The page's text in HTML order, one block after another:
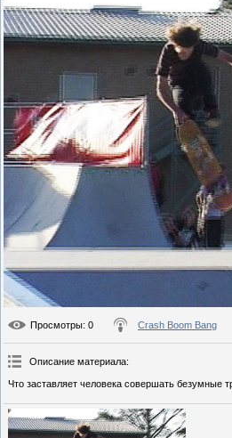
Просмотры: 0 Crash Boom Bang
Описание материала:
Что заставляет человека совершать безумные